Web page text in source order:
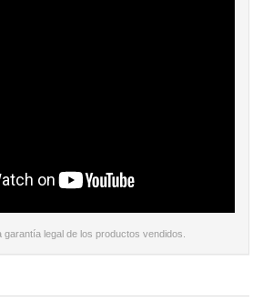
garantía legal de los productos vendidos.